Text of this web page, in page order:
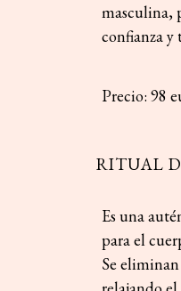
masculina,
confianza y
Precio: 98
RITUAL
Es una
para el
Se